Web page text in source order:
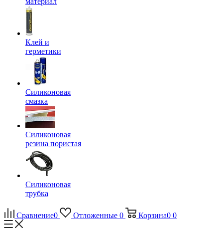
Клей и
герметики
Силиконовая
смазка
Силиконовая
резина пористая
Силиконовая
трубка
Сравнение0 Отложенные 0 Корзина0 0